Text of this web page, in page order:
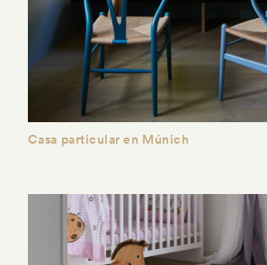
Casa particular en Múnich